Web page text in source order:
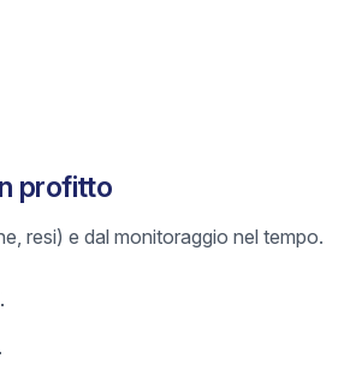
profitto
resi) e dal monitoraggio nel tempo.